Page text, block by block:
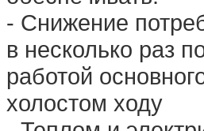
- Снижение
в несколько раз
работой
холостом ходу